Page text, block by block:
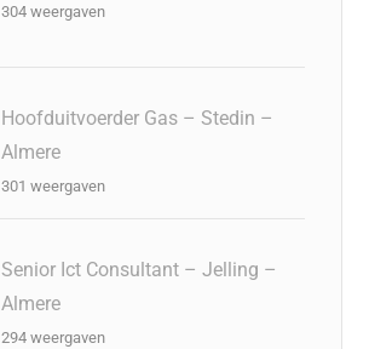
304 weergaven
Hoofduitvoerder Gas – Stedin –
Almere
301 weergaven
Senior Ict Consultant – Jelling –
Almere
294 weergaven